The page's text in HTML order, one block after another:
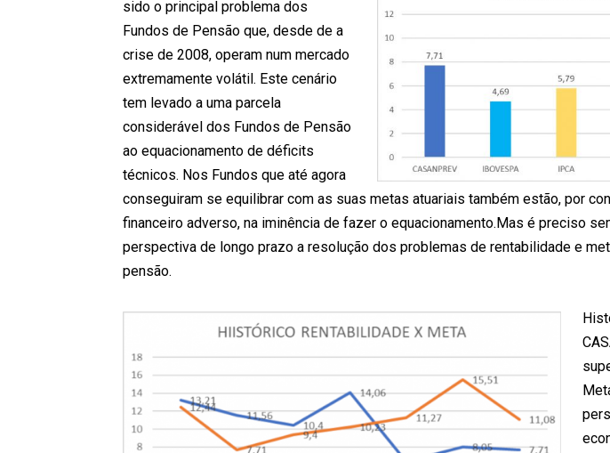
sido o principal problema dos
Fundos de Pensão que, desde de a
crise de 2008, operam num mercado
extremamente volátil. Este cenário
tem levado a uma parcela
considerável dos Fundos de Pensão
ao equacionamento de déficits
técnicos. Nos Fundos que até agora
conseguiram se equilibrar com as suas metas atuariais também estão, por
financeiro adverso, na iminência de fazer o equacionamento.Mas é preciso
perspectiva de longo prazo a resolução dos problemas de rentabilidade e
pensão.